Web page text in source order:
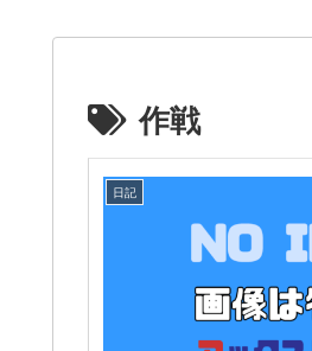
作戦
日記